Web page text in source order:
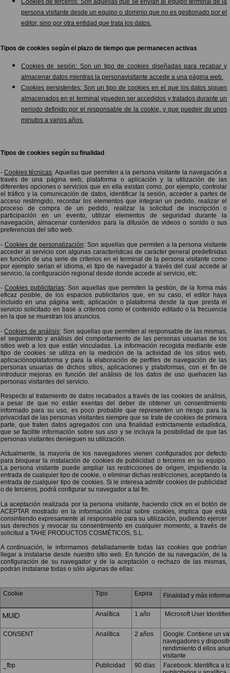
Cookies de terceros: Son aquellas que se envían al equipo terminal de la
persona visitante desde un equipo o dominio que no es gestionado por el
editor, sino por otra entidad que trata los datos.
Tipos de cookies según el plazo de tiempo que permanecen activas
Cookies de sesión: Son un tipo de cookies diseñadas para recabar y
almacenar datos mientras la personavisitante accede a una página web.
Cookies persistentes:Son un tipo de cookies en el que los datos siguen
almacenados en el terminal ypueden ser accedidos y tratados durante un
periodo definido por el responsable de la cookie, y que puedeir de unos
minutos a varios años.
Tipos de cookies según su finalidad
-Cookies técnicas: Aquellas que permiten a la persona visitante la navegación a
través de una página web, plataforma o aplicación y la utilización de las
diferentes opciones o servicios que en ella existan como, por ejemplo, controlar
el tráfico y la comunicación de datos, identificar la sesión, acceder a partes de
acceso restringido, recordar los elementos que integran un pedido, realizar el
proceso de compra de un pedido, realizar la solicitud de inscripción o
participación en un evento, utilizar elementos de seguridad durante la
navegación, almacenar contenidos para la difusión de videos o sonido o sus
preferencias del sitio web.
- Cookies de personalización: Son aquellas que permiten a la persona visitante
acceder al servicio con algunas características de carácter general predefinidas
en función de una serie de criterios en el terminal de la persona visitante como
por ejemplo serian el idioma, el tipo de navegador a través del cual accede al
servicio, la configuración regional desde donde accede al servicio, etc.
-Cookies publicitarias: Son aquellas que permiten la gestión, de la forma más
eficaz posible, de los espacios publicitarios que, en su caso, el editor haya
incluido en una página web, aplicación o plataforma desde la que presta el
servicio solicitado en base a criterios como el contenido editado o la frecuencia
en la que se muestran los anuncios.
-Cookies de análisis: Son aquellas que permiten al responsable de las mismas,
el seguimiento y análisis del comportamiento de las personas usuarias de los
sitios web a los que están vinculadas. La información recogida mediante este
tipo de cookies se utiliza en la medición de la actividad de los sitios web,
aplicaciónoplataforma y para la elaboración de perfiles de navegación de las
personas usuarias de dichos sitios, aplicaciones y plataformas, con el fin de
introducir mejoras en función del análisis de los datos de uso quehacen las
personas visitantes del servicio.
Respecto al tratamiento de datos recabados a través de las cookies de análisis,
a pesar de que no están exentas del deber de obtener un consentimiento
informado para su uso, es poco probable que representen un riesgo para la
privacidad de las personas visitantes siempre que se trate de cookies de primera
parte, que traten datos agregados con una finalidad estrictamente estadística,
que se facilite información sobre sus uso y se incluya la posibilidad de que las
personas visitantes denieguen su utilización.
Actualmente, la mayoría de los navegadores vienen configurados por defecto
para bloquear la instalación de cookies de publicidad o terceros en su equipo.
La persona visitante puede ampliar las restricciones de origen, impidiendo la
entrada de cualquier tipo de cookie, o eliminar dichas restricciones, aceptando la
entrada de cualquier tipo de cookies. Si le interesa admitir cookies de publicidad
o de terceros, podrá configurar su navegador a tal fin.
La aceptación realizada por la persona visitante, haciendo click en el botón de
ACEPTAR mostrado en la información inicial sobre cookies, implica que está
consintiendo expresamente al responsable para su utilización, pudiendo ejercer
sus derechos y revocar su consentimiento en cualquier momento, a través de
solicitud a TAHE PRODUCTOS COSMÉTICOS, S.L.
A continuación, le informamos detalladamente todas las cookies que podrían
llegar a instalarse desde nuestro sitio web. En función de su navegación, de la
configuración de su navegador y de la aceptación o rechazo de las mismas,
podrán instalarse todas o sólo algunas de ellas:
Cookie Tipo Expira Finalidad y más
MUID Analítica 1 año Microsoft User
CONSENT Analítica 2 años
Google. Contiene un
navegadores y
rendimiento d ellos
visitante
_fbp
Publicidad 90 días
Facebook. Identifica a